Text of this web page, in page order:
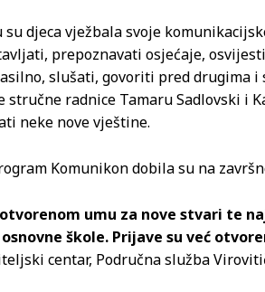
djeca vježbala svoje
prepoznavati osjećaje,
slušati, govoriti pred drugima i
radnice Tamaru Sadlovski i
neke nove vještine.
Komunikon dobila su na
umu za nove stvari te
škole. Prijave su već
centar, Područna služba